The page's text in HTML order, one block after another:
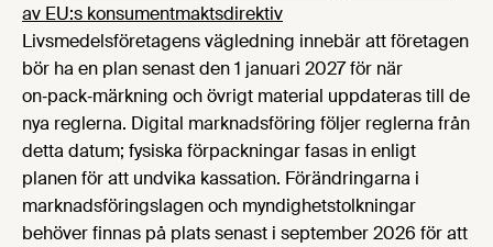
av EU:s konsumentmaktsdirektiv
Livsmedelsföretagens vägledning innebär att företagen
bör ha en plan senast den 1 januari 2027 för när
on‑pack‑märkning och övrigt material uppdateras till de
nya reglerna. Digital marknadsföring följer reglerna från
detta datum; fysiska förpackningar fasas in enligt
planen för att undvika kassation. Förändringarna i
marknadsföringslagen och myndighetstolkningar
behöver finnas på plats senast i september 2026 för att